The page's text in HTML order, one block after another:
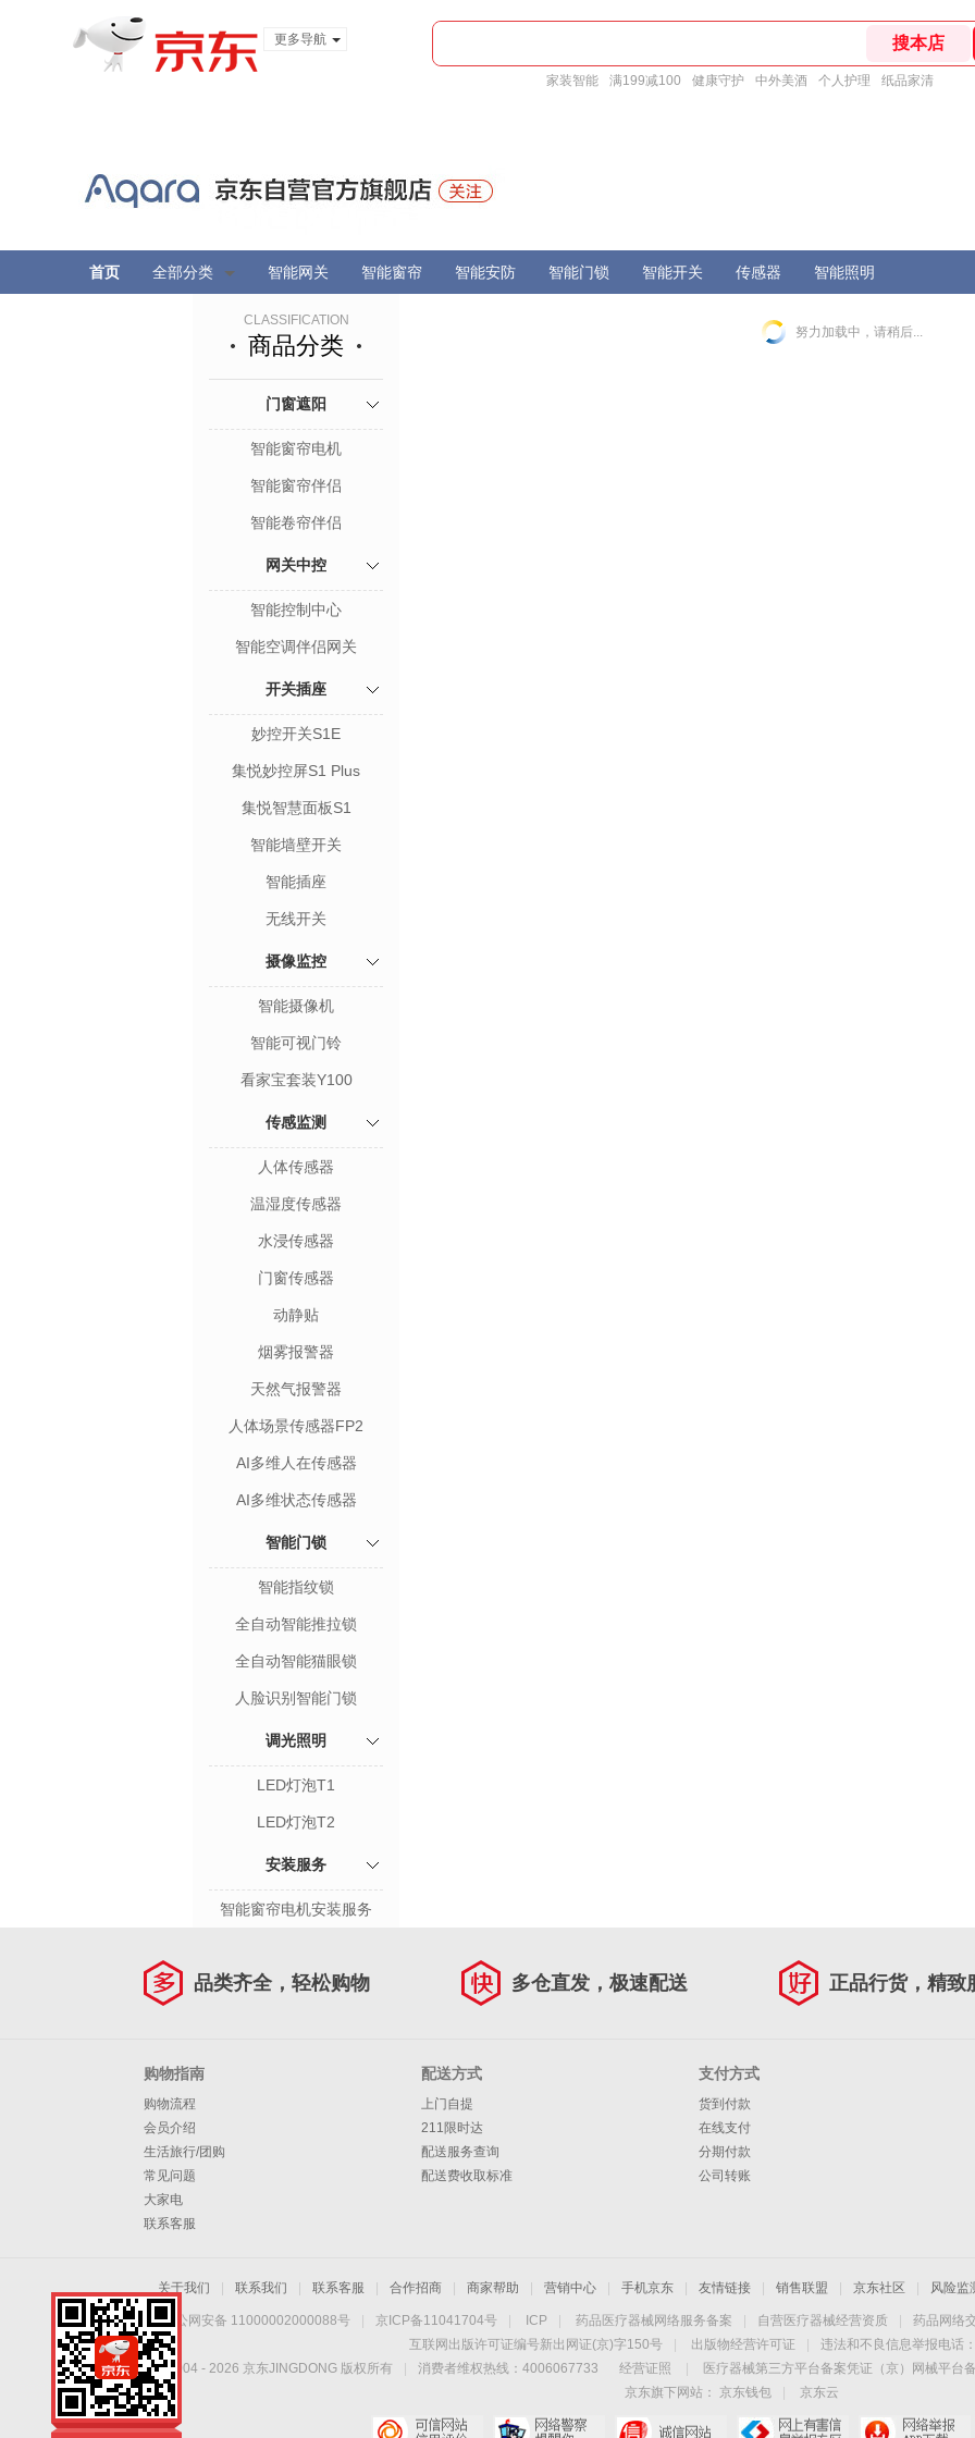
更多导航
家装智能 满199减100 健康守护 中外美酒 个人护理 纸品家清
首页 全部分类 智能网关 智能窗帘 智能安防 智能门锁 智能开关 传感器 智能照明
CLASSIFICATION
商品分类
门窗遮阳
智能窗帘电机
智能窗帘伴侣
智能卷帘伴侣
网关中控
智能控制中心
智能空调伴侣网关
开关插座
妙控开关S1E
集悦妙控屏S1 Plus
集悦智慧面板S1
智能墙壁开关
智能插座
无线开关
摄像监控
智能摄像机
智能可视门铃
看家宝套装Y100
传感监测
人体传感器
温湿度传感器
水浸传感器
门窗传感器
动静贴
烟雾报警器
天然气报警器
人体场景传感器FP2
AI多维人在传感器
AI多维状态传感器
智能门锁
智能指纹锁
全自动智能推拉锁
全自动智能猫眼锁
人脸识别智能门锁
调光照明
LED灯泡T1
LED灯泡T2
安装服务
智能窗帘电机安装服务
努力加载中，请稍后...
品类齐全，轻松购物 多仓直发，极速配送 正品行货，精致
购物指南
购物流程
会员介绍
生活旅行/团购
常见问题
大家电
联系客服
配送方式
上门自提
211限时达
配送服务查询
配送费收取标准
支付方式
货到付款
在线支付
分期付款
公司转账
关于我们 联系我们 联系客服 合作招商 商家帮助 营销中心 手机京东 友情链接 销售联盟 京东社区 风险监
京公网安备 11000002000088号 京ICP备11041704号 ICP 药品医疗器械网络服务备案 自营医疗器械经营资质
药品网络
互联网出版许可证编号新出网证(京)字150号
出版物经营许可证
违法和不良信息举报电话
Copyright © 2004 - 2026 京东JINGDONG 版权所有 消费者维权热线：4006067733 经营证照
医疗器械第三方平台备案凭证（京）网械平台
京东旗下网站：
京东钱包
京东云
Aqara全屋智能家居